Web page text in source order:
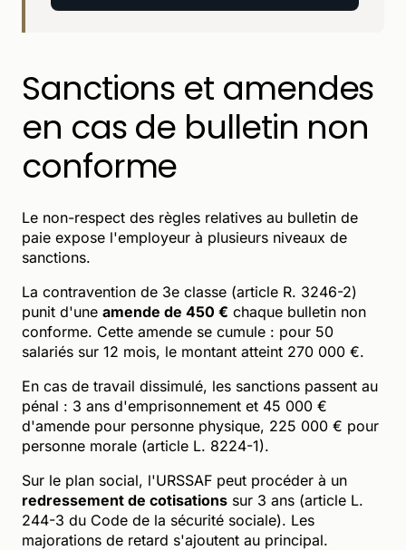
Sanctions et amendes
en cas de bulletin non
conforme
Le non-respect des règles relatives au bulletin de
paie expose l'employeur à plusieurs niveaux de
sanctions.
La contravention de 3e classe (article R. 3246-2)
punit d'une amende de 450 € chaque bulletin non
conforme. Cette amende se cumule : pour 50
salariés sur 12 mois, le montant atteint 270 000 €.
En cas de travail dissimulé, les sanctions passent au
pénal : 3 ans d'emprisonnement et 45 000 €
d'amende pour personne physique, 225 000 € pour
personne morale (article L. 8224-1).
Sur le plan social, l'URSSAF peut procéder à un
redressement de cotisations sur 3 ans (article L.
244-3 du Code de la sécurité sociale). Les
majorations de retard s'ajoutent au principal.